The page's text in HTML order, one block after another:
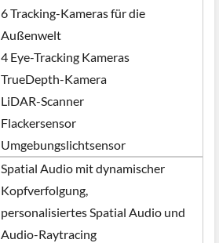
6 Tracking-Kameras für die
Außenwelt
4 Eye-Tracking Kameras
TrueDepth-Kamera
LiDAR-Scanner
Flackersensor
Umgebungslichtsensor
Spatial Audio mit dynamischer
Kopfverfolgung,
personalisiertes Spatial Audio und
Audio-Raytracing